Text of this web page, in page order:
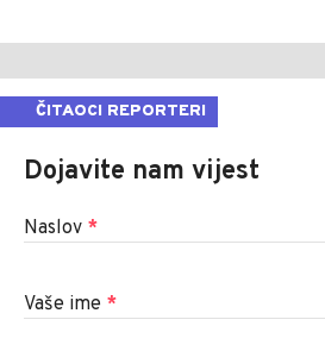
ČITAOCI REPORTERI
Dojavite nam vijest
Naslov *
Vaše ime *